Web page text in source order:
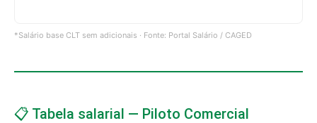
*Salário base CLT sem adicionais · Fonte: Portal Salário / CAGED
📋 Tabela salarial — Piloto Comercial